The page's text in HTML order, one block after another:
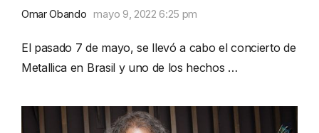
Omar Obando mayo 9, 2022 6:25 pm
El pasado 7 de mayo, se llevó a cabo el concierto de
Metallica en Brasil y uno de los hechos …